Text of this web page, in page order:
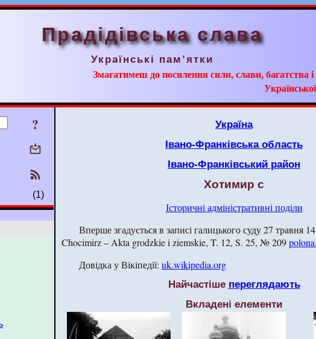
Прадідівська слава
Українські пам’ятки
Змагатимеш до посилення сили, слави, багатства
?
(1)
Україна
Івано-Франківська область
Івано-Франківський район
Хотимир с
Історичні адміністративні поділи
Вперше згадується в записі галицького суду 27 травня
Chocimirz – Akta grodzkie i ziemskie, T. 12, S. 25, № 209
Довідка у Вікіпедії: uk.wikipedia.org
Найчастіше переглядають
Вкладені елементи